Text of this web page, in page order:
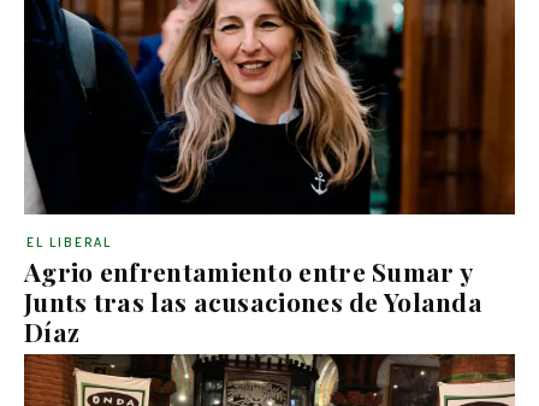
Agrio enfrentamiento entre Sumar y
Junts tras las acusaciones de Yolanda
Díaz
EL LIBERAL